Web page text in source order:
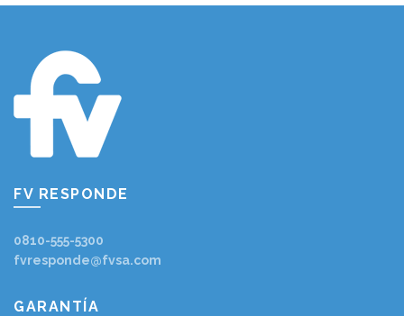
FV RESPONDE
0810-555-5300
fvresponde@fvsa.com
GARANTÍA